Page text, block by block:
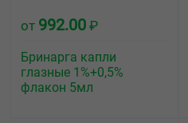
от 992.00 ₽
Бринарга капли
глазные 1%+0,5%
флакон 5мл